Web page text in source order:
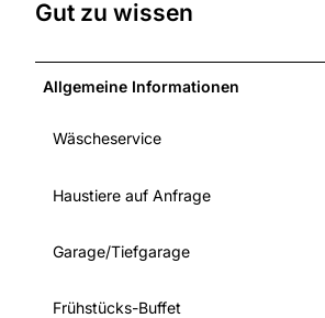
Gut zu wissen
Allgemeine Informationen
Wäscheservice
Haustiere auf Anfrage
Garage/Tiefgarage
Frühstücks-Buffet